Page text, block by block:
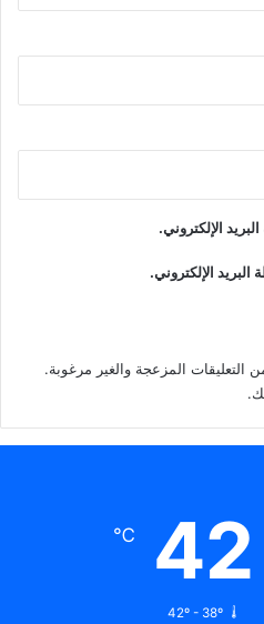
الإلكتروني.
الإلكتروني.
.
42
℃
42º - 38º